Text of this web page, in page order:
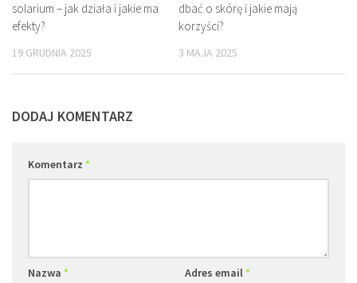
solarium – jak działa i jakie ma
efekty?
19 GRUDNIA 2025
dbać o skórę i jakie mają
korzyści?
3 MAJA 2025
DODAJ KOMENTARZ
Komentarz *
Nazwa * Adres email*